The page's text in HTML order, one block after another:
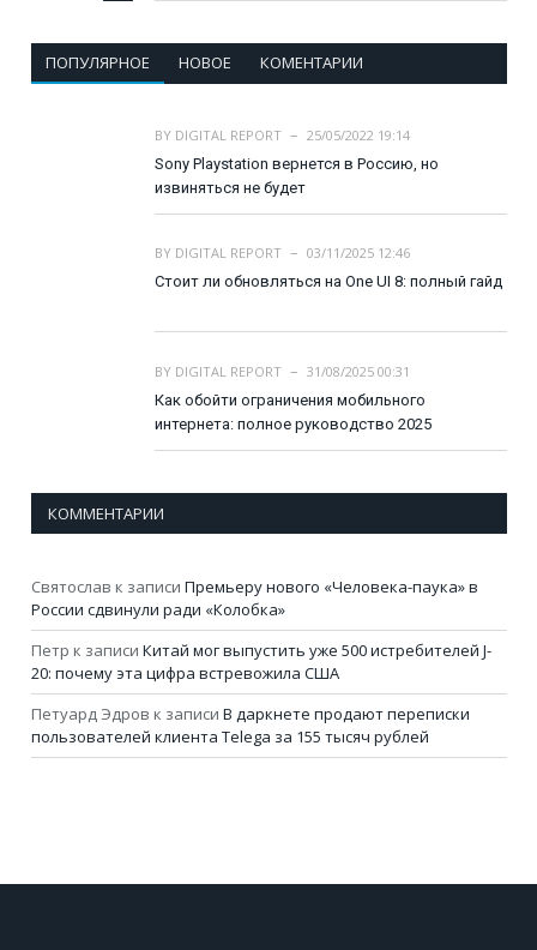
ПОПУЛЯРНОЕ НОВОЕ КОМЕНТАРИИ
BY DIGITAL REPORT
25/05/2022 19:14
Sony Playstation вернется в Россию, но
извиняться не будет
BY DIGITAL REPORT
03/11/2025 12:46
Стоит ли обновляться на One UI 8: полный гайд
BY DIGITAL REPORT
31/08/2025 00:31
Как обойти ограничения мобильного
интернета: полное руководство 2025
КОММЕНТАРИИ
Святослав к записи Премьеру нового «Человека-паука» в
России сдвинули ради «Колобка»
Петр к записи Китай мог выпустить уже 500 истребителей J-
20: почему эта цифра встревожила США
Петуард Эдров к записи В даркнете продают переписки
пользователей клиента Telega за 155 тысяч рублей